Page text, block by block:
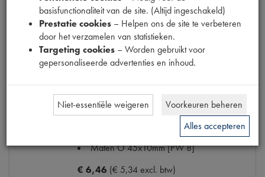
Info Bestel
ROZET BINNENKLINK/RAAMSLINGER
Model11CV/15CV
Productnummer6600019
Artikelcode JF 132.808-KIT-A
MatenO 45x10mm [PW 8]
€ 6,46 (€ 5,34 excl. btw)
basisfunctionaliteit van de site. (Altijd ingeschakeld)
Prestatie cookies – Helpen ons de site te verbeteren
door het verzamelen van statistieken.
Targeting cookies – Worden gebruikt voor
gepersonaliseerde advertenties en inhoud.
Niet-essentiële weigeren
Voorkeuren beheren
Alles accepteren